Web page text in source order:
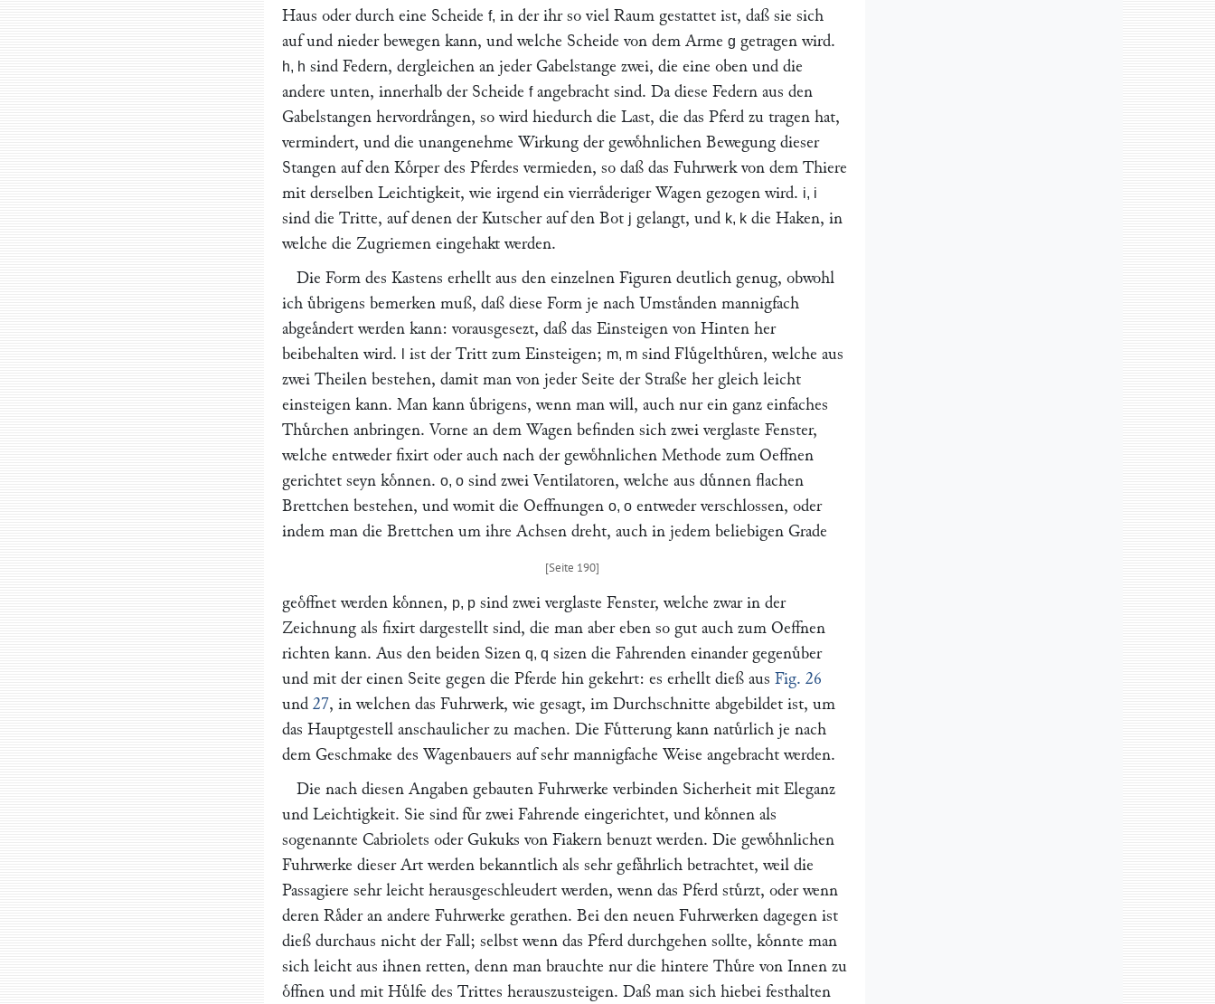
Haus oder durch eine Scheide f, in der ihr so viel Raum gestattet ist, daß sie sich
auf und nieder bewegen kann, und welche Scheide von dem Arme g getragen wird.
h, h sind Federn, dergleichen an jeder Gabelstange zwei, die eine oben und die
andere unten, innerhalb der Scheide fangebracht sind. Da diese Federn aus den
Gabelstangen hervordraͤngen, so wird hiedurch die Last, die das Pferd zu tragen hat,
vermindert, und die unangenehme Wirkung der gewoͤhnlichen Bewegung dieser
Stangen auf den Koͤrper des Pferdes vermieden, so daß das Fuhrwerk von dem Thiere
mit derselben Leichtigkeit, wie irgend ein vierraͤderiger Wagen gezogen wird. i, i
sind die Tritte, auf denen der Kutscher auf den Bot j gelangt, und k, k die Haken, in
welche die Zugriemen eingehakt werden.
Die Form des Kastens erhellt aus den einzelnen Figuren deutlich genug, obwohl
ich uͤbrigens bemerken muß, daß diese Form je nach Umstaͤnden mannigfach
abgeaͤndert werden kann: vorausgesezt, daß das Einsteigen von Hinten her
beibehalten wird.
ist der Tritt zum Einsteigen; m, m sind Fluͤgelthuͤren, welche aus
zwei Theilen bestehen, damit man von jeder Seite der Straße her gleich leicht
einsteigen kann. Man kann uͤbrigens, wenn man will, auch nur ein ganz einfaches
Thuͤrchen anbringen. Vorne an dem Wagen befinden sich zwei verglaste Fenster,
welche entweder fixirt oder auch nach der gewoͤhnlichen Methode zum Oeffnen
gerichtet seyn koͤnnen. o, o sind zwei Ventilatoren, welche aus duͤnnen flachen
Brettchen bestehen, und womit die Oeffnungen o, o entweder verschlossen, oder
indem man die Brettchen um ihre Achsen dreht, auch in jedem beliebigen Grade
geoͤffnet werden koͤnnen, p, p sind zwei verglaste Fenster, welche zwar in der
Zeichnung als fixirt dargestellt sind, die man aber eben so gut auch zum Oeffnen
richten kann. Aus den beiden Sizen q, q sizen die Fahrenden einander gegenuͤber
und mit der einen Seite gegen die Pferde hin gekehrt: es erhellt dieß aus Fig. 26
und 27, in welchen das Fuhrwerk, wie gesagt, im Durchschnitte abgebildet ist, um
das Hauptgestell anschaulicher zu machen. Die Fuͤtterung kann natuͤrlich je nach
dem Geschmake des Wagenbauers auf sehr mannigfache Weise angebracht werden.
Die nach diesen Angaben gebauten Fuhrwerke verbinden Sicherheit mit Eleganz
und Leichtigkeit. Sie sind fuͤr zwei Fahrende eingerichtet, und koͤnnen als
sogenannte Cabriolets oder Gukuks von Fiakern benuzt werden. Die gewoͤhnlichen
Fuhrwerke dieser Art werden bekanntlich als sehr gefaͤhrlich betrachtet, weil die
Passagiere sehr leicht herausgeschleudert werden, wenn das Pferd stuͤrzt, oder wenn
deren Raͤder an andere Fuhrwerke gerathen. Bei den neuen Fuhrwerken dagegen ist
dieß durchaus nicht der Fall; selbst wenn das Pferd durchgehen sollte, koͤnnte man
sich leicht aus ihnen retten, denn man brauchte nur die hintere Thuͤre von Innen zu
oͤffnen und mit Huͤlfe des Trittes herauszusteigen. Daß man sich hiebei festhalten